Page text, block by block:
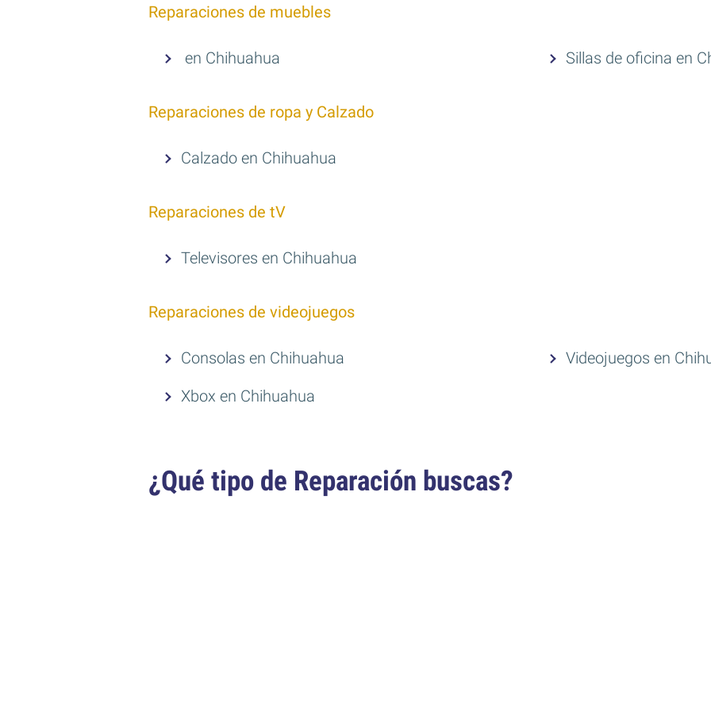
Reparaciones de muebles
en Chihuahua Sillas de oficina en
Reparaciones de ropa y Calzado
Calzado en Chihuahua
Reparaciones de tV
Televisores en Chihuahua
Reparaciones de videojuegos
Consolas en Chihuahua
Videojuegos en
Xbox en Chihuahua
¿Qué tipo de Reparación buscas?